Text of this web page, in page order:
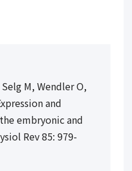
M, Wendler O,
and
embryonic and
Rev85: 979-